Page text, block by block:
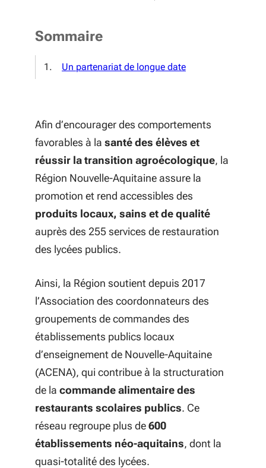
Sommaire
Un partenariat de longue date
Afin d’encourager des comportements
favorables à la santé des élèves et
réussir la transition agroécologique, la
Région Nouvelle-Aquitaine assure la
promotion et rend accessibles des
produits locaux, sains et de qualité
auprès des 255 services de restauration
des lycées publics.
Ainsi, la Région soutient depuis 2017
l’Association des coordonnateurs des
groupements de commandes des
établissements publics locaux
d’enseignement de Nouvelle-Aquitaine
(ACENA), qui contribue à la structuration
de la commande alimentaire des
restaurants scolaires publics. Ce
réseau regroupe plus de600
établissements néo-aquitains, dont la
quasi-totalité des lycées.